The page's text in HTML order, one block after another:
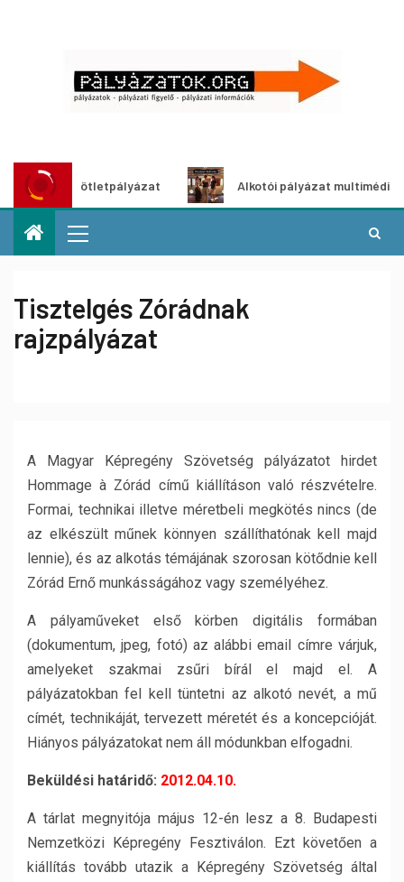
ötletpályázat Alkotói pályázat multimédia-
Tisztelgés Zórádnak
rajzpályázat
A Magyar Képregény Szövetség pályázatot hirdet
Hommage à Zórád című kiállításon való részvételre.
Formai, technikai illetve méretbeli megkötés nincs (de
az elkészült műnek könnyen szállíthatónak kell majd
lennie), és az alkotás témájának szorosan kötődnie kell
Zórád Ernő munkásságához vagy személyéhez.
A pályaműveket első körben digitális formában
(dokumentum, jpeg, fotó) az alábbi email címre várjuk,
amelyeket szakmai zsűri bírál el majd el. A
pályázatokban fel kell tüntetni az alkotó nevét, a mű
címét, technikáját, tervezett méretét és a koncepcióját.
Hiányos pályázatokat nem áll módunkban elfogadni.
Beküldési határidő: 2012.04.10.
A tárlat megnyitója május 12-én lesz a 8. Budapesti
Nemzetközi Képregény Fesztiválon. Ezt követően a
kiállítás tovább utazik a Képregény Szövetség által